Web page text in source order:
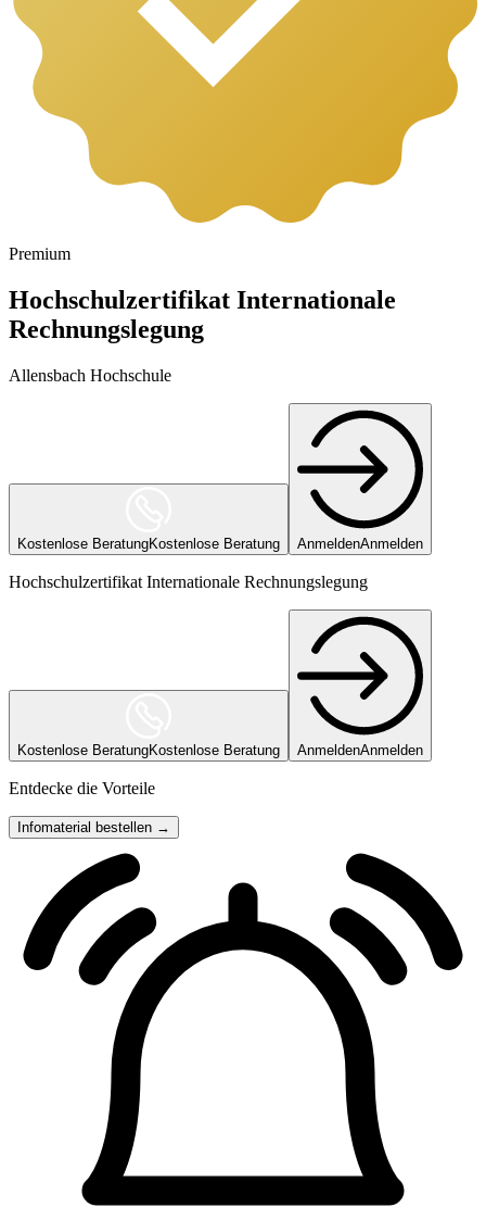
Premium
Hochschulzertifikat Internationale
Rechnungslegung
Allensbach Hochschule
Kostenlose BeratungKostenlose Beratung AnmeldenAnmelden
Hochschulzertifikat Internationale Rechnungslegung
Kostenlose BeratungKostenlose Beratung AnmeldenAnmelden
Entdecke die Vorteile
Infomaterial bestellen →